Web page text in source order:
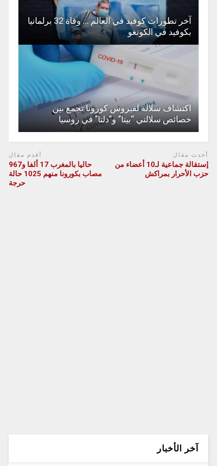
آخر تطورات كوفيد في العالم … وفاة 32 برلمانيا
بكوفيد في الكونغو
اكتشاف سلالة لفيروس كورونا تجمع بين
خصائص سلالتي “بيتا” و”دلتا” في روسيا
أحدث مقال
إستقالة جماعية لـ10 أعضاء من
حزب الأحرار بمراكش
أقدم مقال
حاليا بالمغرب 17 ألفا و967
مصاب بكورونا منهم 1025 حالة
حرجة
آخر الأخبار